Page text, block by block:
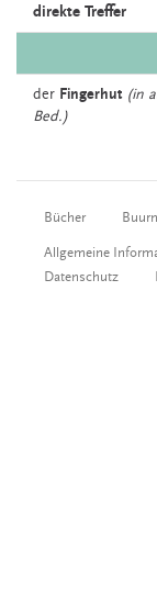
direkte Treffer
der Fingerhut (in
Bed.)
Bücher
Allgemeine
Datenschutz